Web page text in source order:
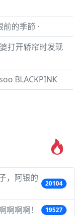
的季節 ·
打开轿帘时发现
BLACKPINK
，阿银的
20104
啊啊！ 19527